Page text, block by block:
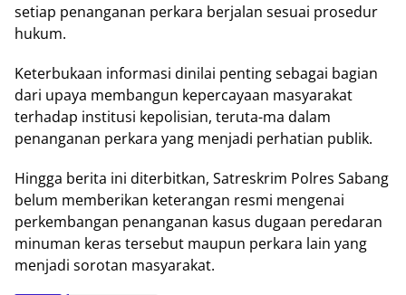
setiap penanganan perkara berjalan sesuai prosedur
hukum.
Keterbukaan informasi dinilai penting sebagai bagian
dari upaya membangun kepercayaan masyarakat
terhadap institusi kepolisian, teruta-ma dalam
penanganan perkara yang menjadi perhatian publik.
Hingga berita ini diterbitkan, Satreskrim Polres Sabang
belum memberikan keterangan resmi mengenai
perkembangan penanganan kasus dugaan peredaran
minuman keras tersebut maupun perkara lain yang
menjadi sorotan masyarakat.